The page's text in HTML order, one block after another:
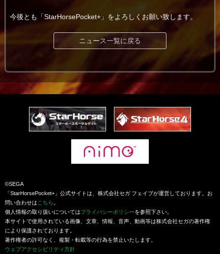
今後とも「StarHorsePocket+」をよろしくお願い致します。
ニュース一覧に戻る
©SEGA
「StarHorsePocket+」公式サイトは、株式会社セガ フェイブが運営しております。お
問い合わせは こちら 。
個人情報の取り扱いについてはプライバシーポリシーを参照下さい。
本サイトで使用されている画像、文章、情報、音声、動画等は株式会社セガの著作権
により保護されております。
著作権者の許可なく、複製・転載等の行為を禁止いたします。
ウェブアクセシビリティ方針